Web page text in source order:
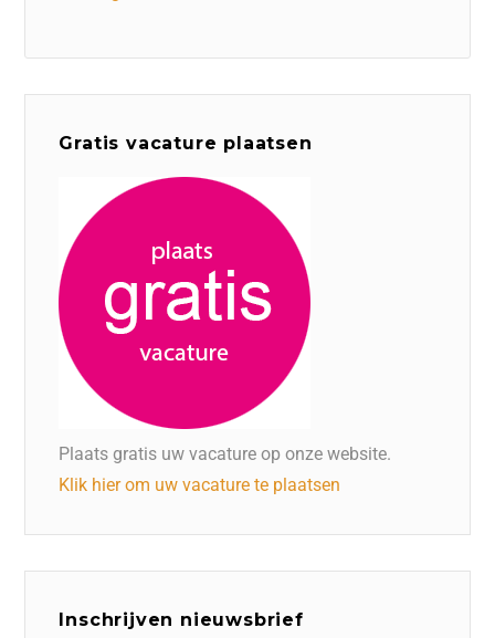
Gratis vacature plaatsen
Plaats gratis uw vacature op onze website.
Klik hier om uw vacature te plaatsen
Inschrijven nieuwsbrief